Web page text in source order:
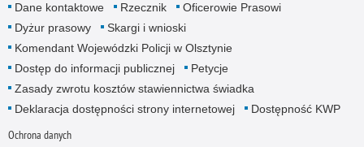
Dane kontaktowe Rzecznik
Oficerowie Prasowi
Dyżur prasowy
Skargi i wnioski
Komendant Wojewódzki Policji w Olsztynie
Dostęp do informacji publicznej
Petycje
Zasady zwrotu kosztów stawiennictwa świadka
Deklaracja dostępności strony internetowej
Dostępność KWP
Ochrona danych